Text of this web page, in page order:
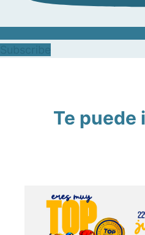
Te puede